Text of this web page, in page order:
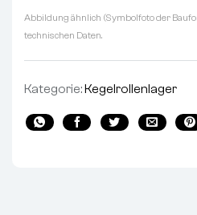
Abbildung ähnlich (Symbolfoto der
technischen Daten.
Kategorie: Kegelrollenlager